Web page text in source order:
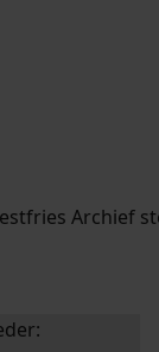
Archief
zoekopdracht te